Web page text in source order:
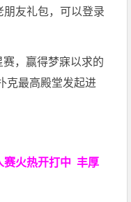
朋友礼包，可以登录
，赢得梦寐以求的
克最高殿堂发起进
赛火热开打中 丰厚